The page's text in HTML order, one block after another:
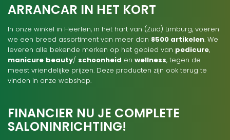
ARRANCAR IN HET KORT
In onze winkel in Heerlen, in het hart van (Zuid) Limburg, voeren
we een breed assortiment van meer dan 8500 artikelen. We
leveren alle bekende merken op het gebied van pedicure,
manicure beauty/ schoonheid en wellness, tegen de
meest vriendelijke prijzen. Deze producten zijn ook terug te
vinden in onze webshop.
FINANCIER NU JE COMPLETE
SALONINRICHTING!